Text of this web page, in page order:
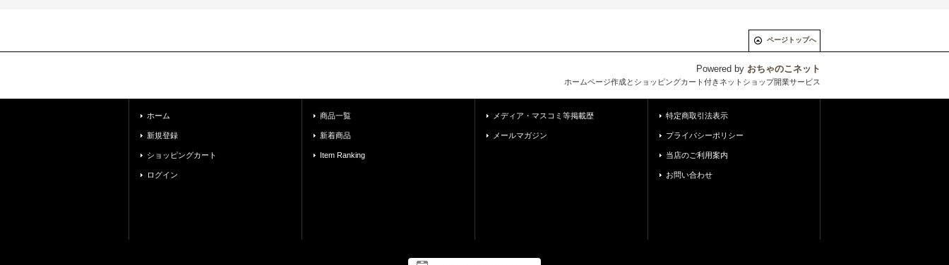
ページトップへ
Powered by おちゃのこネット
ホームページ作成とショッピングカート付きネットショップ開業サービス
ホーム
新規登録
ショッピングカート
ログイン
商品一覧
新着商品
Item Ranking
メディア・マスコミ等掲載歴
メールマガジン
特定商取引法表示
プライバシーポリシー
当店のご利用案内
お問い合わせ